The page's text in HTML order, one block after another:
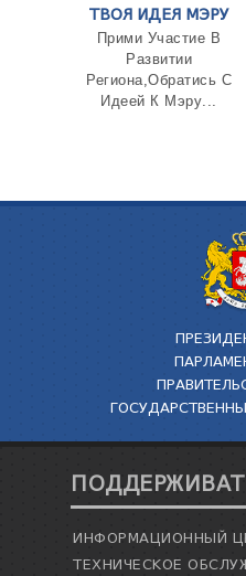
ТВОЯ ИДЕЯ МЭРУ
Прими Участие В
Развитии
Региона,Обратись С
Идеей К Мэру...
ИНФОРМАЦИОННЫЙ
ТЕХНИЧЕСКОЕ